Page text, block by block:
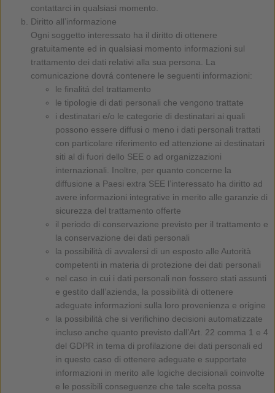
contattarci in qualsiasi momento.
Diritto all’informazione
Ogni soggetto interessato ha il diritto di ottenere
gratuitamente ed in qualsiasi momento informazioni sul
trattamento dei dati relativi alla sua persona. La
comunicazione dovrá contenere le seguenti informazioni:
le finalitá del trattamento
le tipologie di dati personali che vengono trattate
i destinatari e/o le categorie di destinatari ai quali
possono essere diffusi o meno i dati personali trattati
con particolare riferimento ed attenzione ai destinatari
siti al di fuori dello SEE o ad organizzazioni
internazionali. Inoltre, per quanto concerne la
diffusione a Paesi extra SEE l’interessato ha diritto ad
avere informazioni integrative in merito alle garanzie di
sicurezza del trattamento offerte
il periodo di conservazione previsto per il trattamento e
la conservazione dei dati personali
la possibilità di avvalersi di un esposto alle Autorità
competenti in materia di protezione dei dati personali
nel caso in cui i dati personali non fossero stati assunti
e gestito dall’azienda, la possibilità di ottenere
adeguate informazioni sulla loro provenienza e origine
la possibilità che si verifichino decisioni automatizzate
incluso anche quanto previsto dall’Art. 22 comma 1 e 4
del GDPR in tema di profilazione dei dati personali ed
in questo caso di ottenere adeguate e supportate
informazioni in merito alle logiche decisionali coinvolte
e le possibili conseguenze che tale scelta possa